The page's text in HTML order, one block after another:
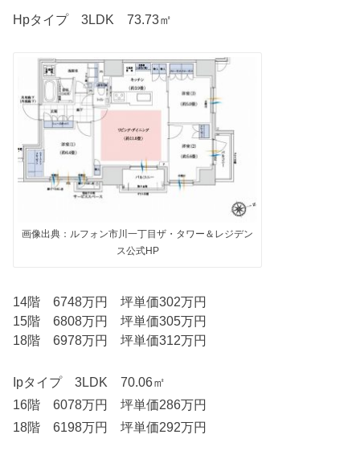
Hpタイプ 3LDK 73.73㎡
画像出典：ルフォン市川一丁目ザ・タワー＆レジデン
ス公式HP
14階 6748万円 坪単価302万円
15階 6808万円 坪単価305万円
18階 6978万円 坪単価312万円
Ipタイプ 3LDK 70.06㎡
16階 6078万円 坪単価286万円
18階 6198万円 坪単価292万円